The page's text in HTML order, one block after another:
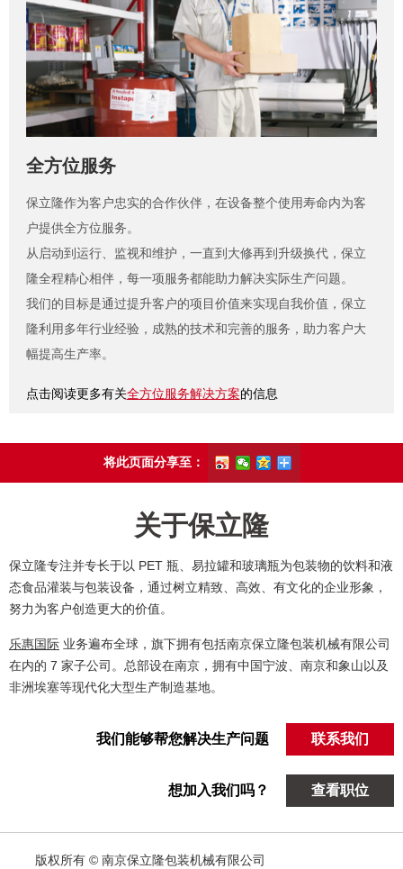
全方位服务
保立隆作为客户忠实的合作伙伴，在设备整个使用寿命内为客
户提供全方位服务。
从启动到运行、监视和维护，一直到大修再到升级换代，保立
隆全程精心相伴，每一项服务都能助力解决实际生产问题。
我们的目标是通过提升客户的项目价值来实现自我价值，保立
隆利用多年行业经验，成熟的技术和完善的服务，助力客户大
幅提高生产率。
点击阅读更多有关全方位服务解决方案的信息
将此页面分享至：
关于保立隆
保立隆专注并专长于以 PET 瓶、易拉罐和玻璃瓶为包装物的饮料和液
态食品灌装与包装设备，通过树立精致、高效、有文化的企业形象，
努力为客户创造更大的价值。
乐惠国际 业务遍布全球，旗下拥有包括南京保立隆包装机械有限公司
在内的 7 家子公司。总部设在南京，拥有中国宁波、南京和象山以及
非洲埃塞等现代化大型生产制造基地。
我们能够帮您解决生产问题 联系我们
想加入我们吗？ 查看职位
版权所有 © 南京保立隆包装机械有限公司